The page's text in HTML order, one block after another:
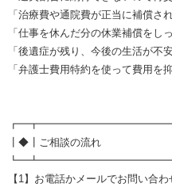
「治療費や通院費が正当に補償さ
「仕事を休んだ分の休業補償をし
「後遺症が残り、今後の生活が不
「弁護士費用特約を使って費用を
┃◆┃ご相談の流れ
【1】お電話かメールでお問い合